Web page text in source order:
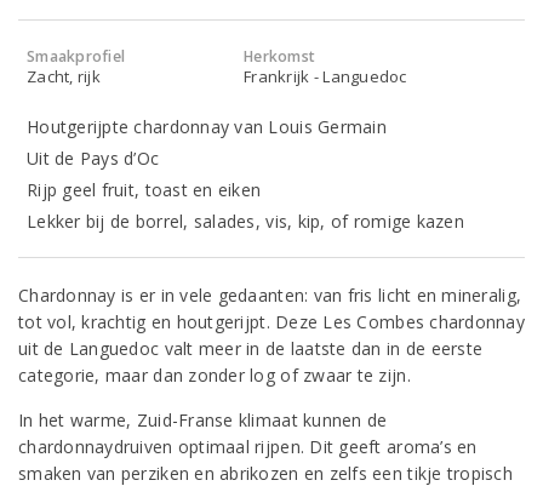
Smaakprofiel
Zacht, rijk
Herkomst
Frankrijk - Languedoc
Houtgerijpte chardonnay van Louis Germain
Uit de Pays d’Oc
Rijp geel fruit, toast en eiken
Lekker bij de borrel, salades, vis, kip, of romige kazen
Chardonnay is er in vele gedaanten: van fris licht en mineralig,
tot vol, krachtig en houtgerijpt. Deze Les Combes chardonnay
uit de Languedoc valt meer in de laatste dan in de eerste
categorie, maar dan zonder log of zwaar te zijn.
In het warme, Zuid-Franse klimaat kunnen de
chardonnaydruiven optimaal rijpen. Dit geeft aroma’s en
smaken van perziken en abrikozen en zelfs een tikje tropisch